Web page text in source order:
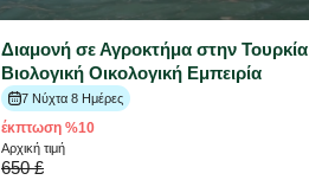
Διαμονή σε Αγροκτήμα στην Τουρκία |
Βιολογική Οικολογική Εμπειρία
7 Νύχτα 8 Ημέρες
έκπτωση %10
Αρχική τιμή
650 £